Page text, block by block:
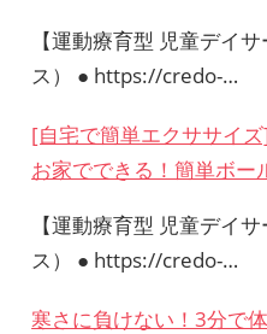
【運動療育型 児童デイ
ス） ● https://credo-…
[自宅で簡単エクササイ
お家でできる！簡単ボ
【運動療育型 児童デイ
ス） ● https://credo-…
寒さに負けない！3分で